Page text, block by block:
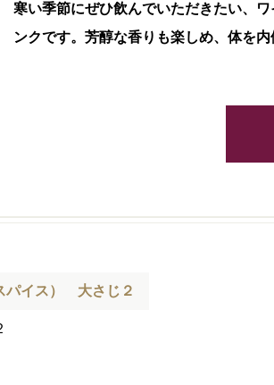
寒い季節にぜひ飲んでいただきたい、
ンクです。芳醇な香りも楽しめ、体を
パイス） 大さじ２